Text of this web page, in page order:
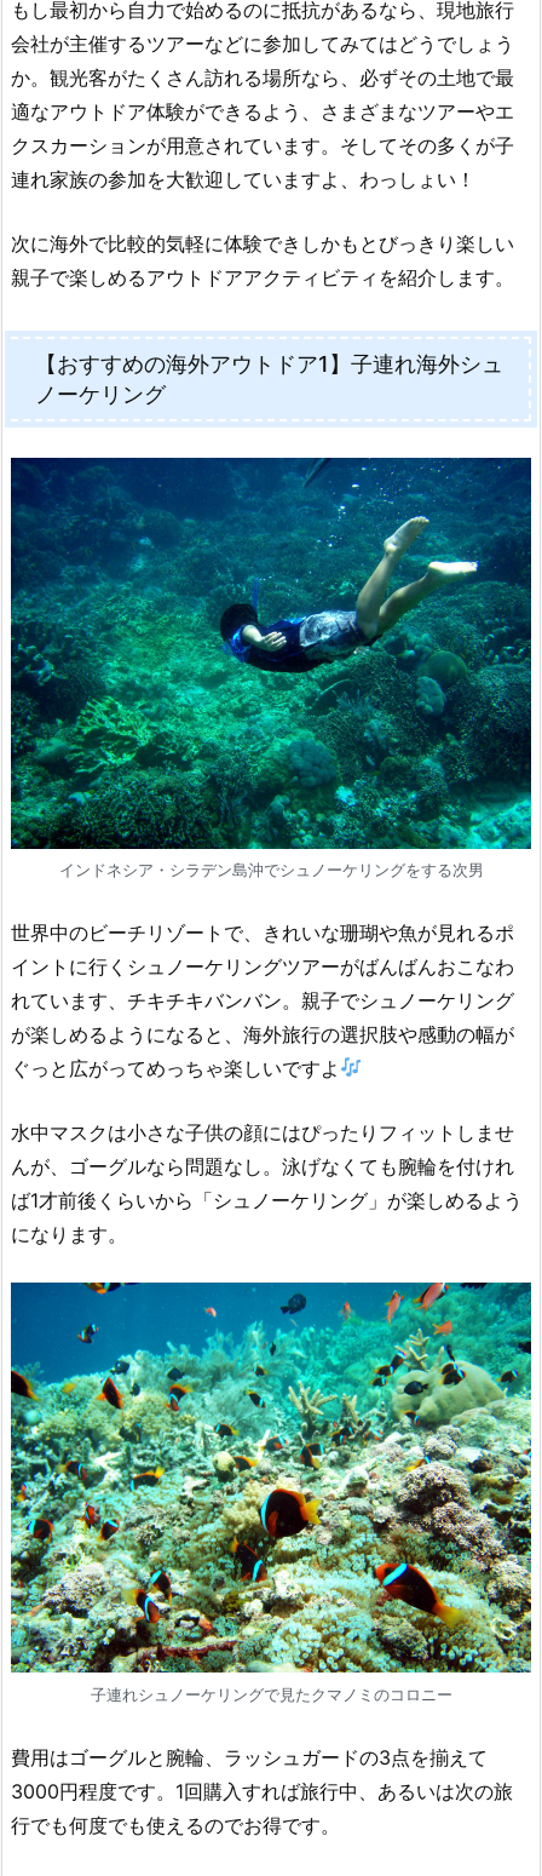
もし最初から自力で始めるのに抵抗があるなら、現地旅行
会社が主催するツアーなどに参加してみてはどうでしょう
か。観光客がたくさん訪れる場所なら、必ずその土地で最
適なアウトドア体験ができるよう、さまざまなツアーやエ
クスカーションが用意されています。そしてその多くが子
連れ家族の参加を大歓迎していますよ、わっしょい！
次に海外で比較的気軽に体験できしかもとびっきり楽しい
親子で楽しめるアウトドアアクティビティを紹介します。
【おすすめの海外アウトドア1】子連れ海外シュ
ノーケリング
インドネシア・シラデン島沖でシュノーケリングをする次男
世界中のビーチリゾートで、きれいな珊瑚や魚が見れるポ
イントに行くシュノーケリングツアーがばんばんおこなわ
れています、チキチキバンバン。親子でシュノーケリング
が楽しめるようになると、海外旅行の選択肢や感動の幅が
ぐっと広がってめっちゃ楽しいですよ
水中マスクは小さな子供の顔にはぴったりフィットしませ
んが、ゴーグルなら問題なし。泳げなくても腕輪を付けれ
ば1才前後くらいから「シュノーケリング」が楽しめるよう
になります。
子連れシュノーケリングで見たクマノミのコロニー
費用はゴーグルと腕輪、ラッシュガードの3点を揃えて
3000円程度です。1回購入すれば旅行中、あるいは次の旅
行でも何度でも使えるのでお得です。